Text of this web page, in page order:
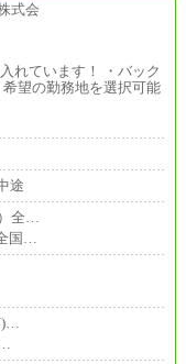
。
れています！ ・バック
望の勤務地を選択可能
途
全…
国…
)…